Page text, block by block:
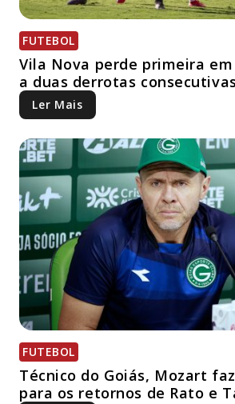
FUTEBOL
Vila Nova perde primeira em
a duas derrotas
Ler Mais
FUTEBOL
Técnico do Goiás, Mozart
para os retornos de Rato e